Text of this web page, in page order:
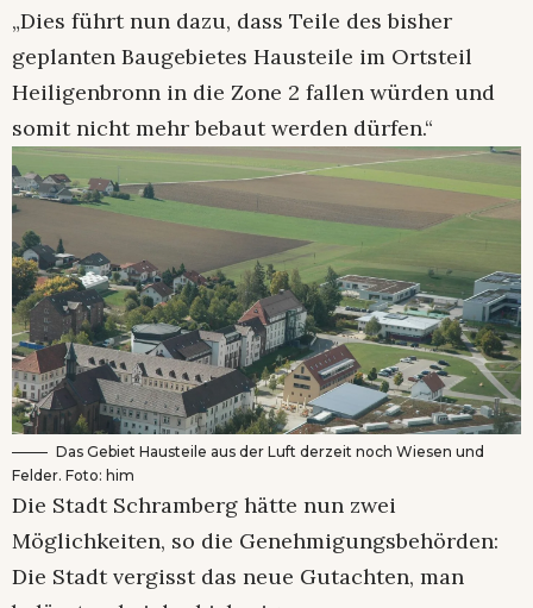
„Dies führt nun dazu, dass Teile des bisher
geplanten Baugebietes Hausteile im Ortsteil
Heiligenbronn in die Zone 2 fallen würden und
somit nicht mehr bebaut werden dürfen.“
Das Gebiet Hausteile aus der Luft derzeit noch Wiesen und
Felder. Foto: him
Die Stadt Schramberg hätte nun zwei
Möglichkeiten, so die Genehmigungsbehörden:
Die Stadt vergisst das neue Gutachten, man